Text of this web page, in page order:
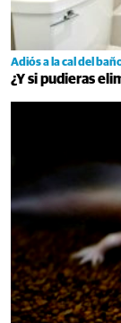
Adiós a la cal del
¿Y si pudieras